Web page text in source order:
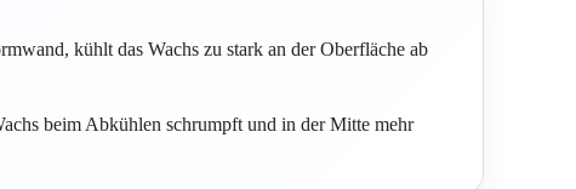
kühlt das Wachs zu stark an der Oberfläche ab
beim Abkühlen schrumpft und in der Mitte mehr